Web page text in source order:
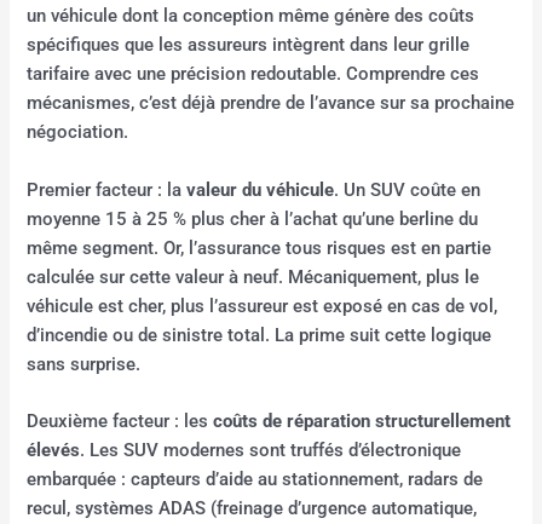
un véhicule dont la conception même génère des coûts
spécifiques que les assureurs intègrent dans leur grille
tarifaire avec une précision redoutable. Comprendre ces
mécanismes, c’est déjà prendre de l’avance sur sa prochaine
négociation.
Premier facteur : lavaleur du véhicule. Un SUV coûte en
moyenne 15 à 25 % plus cher à l’achat qu’une berline du
même segment. Or, l’assurance tous risques est en partie
calculée sur cette valeur à neuf. Mécaniquement, plus le
véhicule est cher, plus l’assureur est exposé en cas de vol,
d’incendie ou de sinistre total. La prime suit cette logique
sans surprise.
Deuxième facteur : lescoûts de réparation structurellement
élevés. Les SUV modernes sont truffés d’électronique
embarquée : capteurs d’aide au stationnement, radars de
recul, systèmes ADAS (freinage d’urgence automatique,